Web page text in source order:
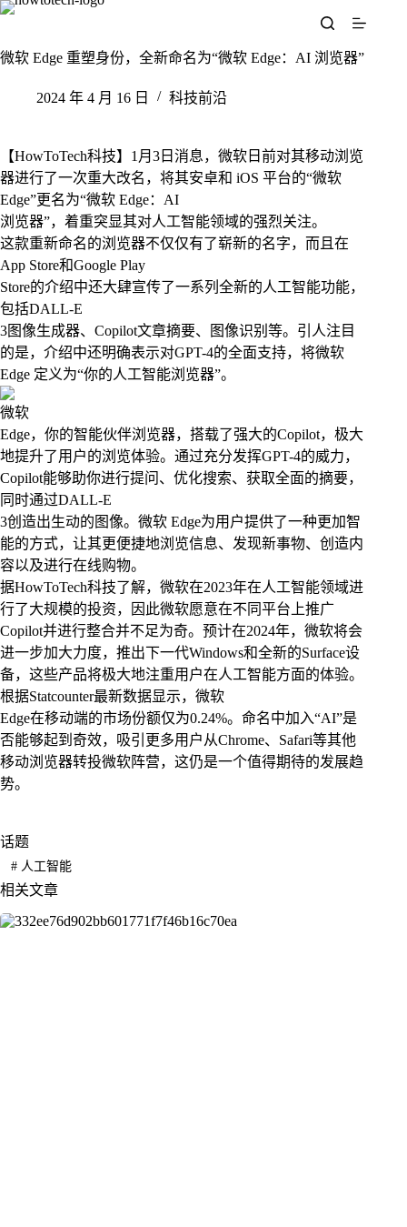
跳
内
微软 Edge 重塑身份，全新命名为“微软 Edge：AI 浏览器”
2024 年 4 月 16 日 科技前沿
【HowToTech科技】1月3日消息，微软日前对其移动浏览
器进行了一次重大改名，将其安卓和 iOS 平台的“微软
Edge”更名为“微软 Edge：AI
浏览器”，着重突显其对人工智能领域的强烈关注。
这款重新命名的浏览器不仅仅有了崭新的名字，而且在
App Store和Google Play
Store的介绍中还大肆宣传了一系列全新的人工智能功能，
包括DALL-E
3图像生成器、Copilot文章摘要、图像识别等。引人注目
的是，介绍中还明确表示对GPT-4的全面支持，将微软
Edge 定义为“你的人工智能浏览器”。
微软
Edge，你的智能伙伴浏览器，搭载了强大的Copilot，极大
地提升了用户的浏览体验。通过充分发挥GPT-4的威力，
Copilot能够助你进行提问、优化搜索、获取全面的摘要，
同时通过DALL-E
3创造出生动的图像。微软 Edge为用户提供了一种更加智
能的方式，让其更便捷地浏览信息、发现新事物、创造内
容以及进行在线购物。
据HowToTech科技了解，微软在2023年在人工智能领域进
行了大规模的投资，因此微软愿意在不同平台上推广
Copilot并进行整合并不足为奇。预计在2024年，微软将会
进一步加大力度，推出下一代Windows和全新的Surface设
备，这些产品将极大地注重用户在人工智能方面的体验。
根据Statcounter最新数据显示，微软
Edge在移动端的市场份额仅为0.24%。命名中加入“AI”是
否能够起到奇效，吸引更多用户从Chrome、Safari等其他
移动浏览器转投微软阵营，这仍是一个值得期待的发展趋
势。
话题
#人工智能
相关文章